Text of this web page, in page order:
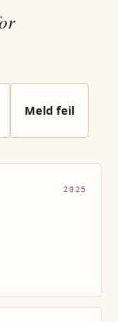
Meld feil
2025